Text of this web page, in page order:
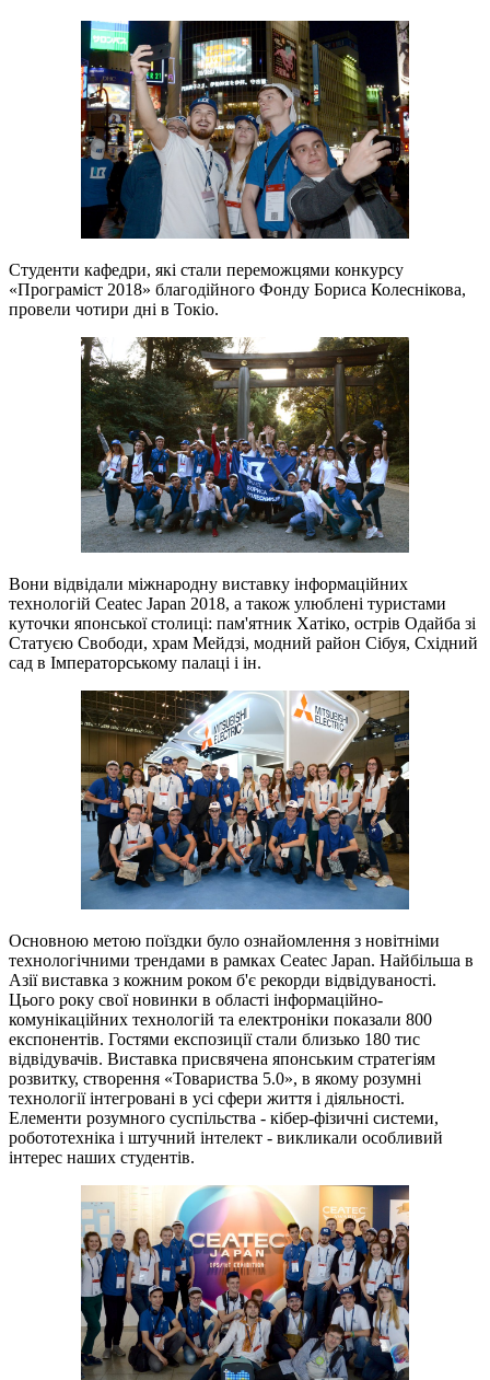
Студенти кафедри, які стали переможцями конкурсу
«Програміст 2018» благодійного Фонду Бориса Колеснікова,
провели чотири дні в Токіо.
Вони відвідали міжнародну виставку інформаційних
технологій Ceatec Japan 2018, а також улюблені туристами
куточки японської столиці: пам'ятник Хатіко, острів Одайба зі
Статуєю Свободи, храм Мейдзі, модний район Сібуя, Східний
сад в Імператорському палаці і ін.
Основною метою поїздки було ознайомлення з новітніми
технологічними трендами в рамках Ceatec Japan. Найбільша в
Азії виставка з кожним роком б'є рекорди відвідуваності.
Цього року свої новинки в області інформаційно-
комунікаційних технологій та електроніки показали 800
експонентів. Гостями експозиції стали близько 180 тис
відвідувачів. Виставка присвячена японським стратегіям
розвитку, створення «Товариства 5.0», в якому розумні
технології інтегровані в усі сфери життя і діяльності.
Елементи розумного суспільства - кібер-фізичні системи,
робототехніка і штучний інтелект - викликали особливий
інтерес наших студентів.